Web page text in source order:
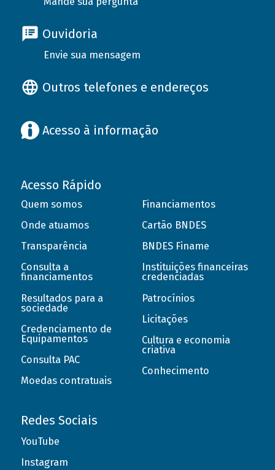
Ouvidoria
Envie sua mensagem
Outros telefones e endereços
Acesso à informação
Acesso Rápido
Quem somos
Onde atuamos
Transparência
Consulta a
financiamentos
Resultados para a
sociedade
Credenciamento de
Equipamentos
Consulta PAC
Moedas contratuais
Financiamentos
Cartão BNDES
BNDES Finame
Instituições financeiras
credenciadas
Patrocínios
Licitações
Cultura e economia
criativa
Conhecimento
Redes Sociais
YouTube
Instagram